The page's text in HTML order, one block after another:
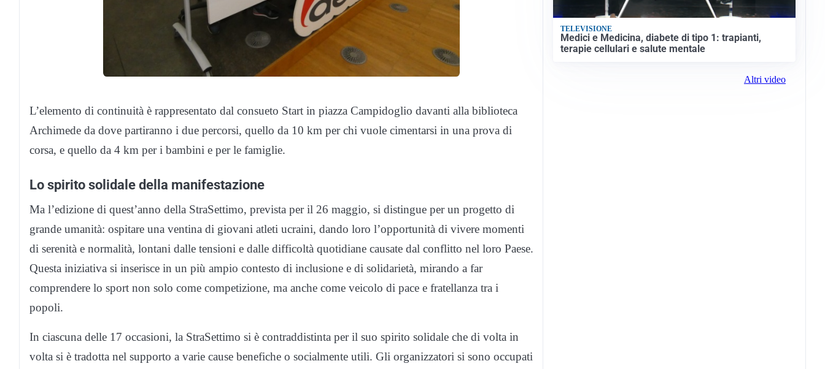
L’elemento di continuità è rappresentato dal consueto Start in piazza Campidoglio davanti alla biblioteca
Archimede da dove partiranno i due percorsi, quello da 10 km per chi vuole cimentarsi in una prova di
corsa, e quello da 4 km per i bambini e per le famiglie.
Lo spirito solidale della manifestazione
Ma l’edizione di quest’anno della StraSettimo, prevista per il 26 maggio, si distingue per un progetto di
grande umanità: ospitare una ventina di giovani atleti ucraini, dando loro l’opportunità di vivere momenti
di serenità e normalità, lontani dalle tensioni e dalle difficoltà quotidiane causate dal conflitto nel loro Paese.
Questa iniziativa si inserisce in un più ampio contesto di inclusione e di solidarietà, mirando a far
comprendere lo sport non solo come competizione, ma anche come veicolo di pace e fratellanza tra i
popoli.
In ciascuna delle 17 occasioni, la StraSettimo si è contraddistinta per il suo spirito solidale che di volta in
volta si è tradotta nel supporto a varie cause benefiche o socialmente utili. Gli organizzatori si sono occupati
TELEVISIONE
Medici e Medicina, diabete di tipo 1: trapianti,
terapie cellulari e salute mentale
Altri video